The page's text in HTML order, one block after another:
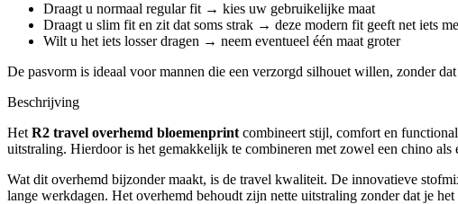
Draagt u normaal regular fit → kies uw gebruikelijke maat
Draagt u slim fit en zit dat soms strak → deze modern fit geeft net iets
Wilt u het iets losser dragen → neem eventueel één maat groter
De pasvorm is ideaal voor mannen die een verzorgd silhouet willen, zonder
Beschrijving
Het R2 travel overhemd bloemenprint combineert stijl, comfort en
uitstraling. Hierdoor is het gemakkelijk te combineren met zowel een chino als
Wat dit overhemd bijzonder maakt, is de travel kwaliteit. De innovatieve
lange werkdagen. Het overhemd behoudt zijn nette uitstraling zonder dat je